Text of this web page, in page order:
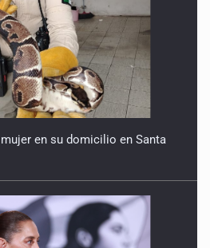
en su domicilio en Santa